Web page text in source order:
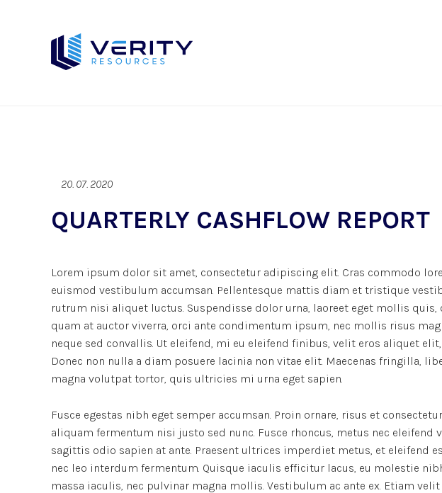
20. 07. 2020
QUARTERLY CASHFLOW REPORT
Lorem ipsum dolor sit amet, consectetur adipiscing elit. Cras commodo
euismod vestibulum accumsan. Pellentesque mattis diam et tristique
rutrum nisi aliquet luctus. Suspendisse dolor urna, laoreet eget mollis
quam at auctor viverra, orci ante condimentum ipsum, nec mollis risus
neque sed convallis. Ut eleifend, mi eu eleifend finibus, velit eros aliquet
Donec non nulla a diam posuere lacinia non vitae elit. Maecenas fringilla,
magna volutpat tortor, quis ultricies mi urna eget sapien.
Fusce egestas nibh eget semper accumsan. Proin ornare, risus et
aliquam fermentum nisi justo sed nunc. Fusce rhoncus, metus nec eleifend
sagittis odio sapien at ante. Praesent ultrices imperdiet metus, et eleifend
nec leo interdum fermentum. Quisque iaculis efficitur lacus, eu molestie
massa iaculis, nec pulvinar magna mollis. Vestibulum ac ante ex. Etiam